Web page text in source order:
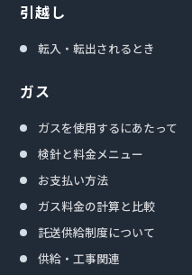
引越し
転入・転出されるとき
ガス
ガスを使用するにあたって
検針と料金メニュー
お支払い方法
ガス料金の計算と比較
託送供給制度について
供給・工事関連